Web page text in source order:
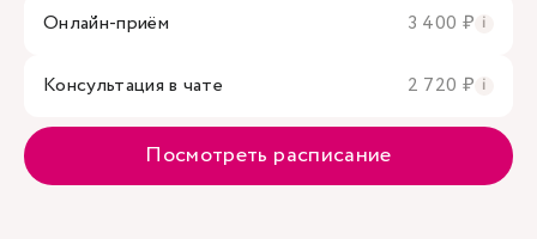
Онлайн-приём 3 400 ₽ i
Консультация в чате 2 720 ₽ i
Посмотреть расписание